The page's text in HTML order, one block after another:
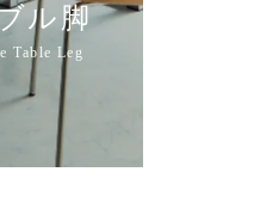
ル脚